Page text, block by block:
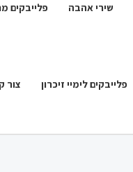
שירי אהבה פלייבקים
פלייבקים לימיי זיכרון צור